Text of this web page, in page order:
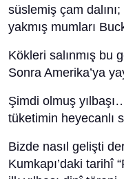
süslemiş çam dalını;
yakmış mumları
Kökleri salınmış bu
Sonra Amerika’ya
Şimdi olmuş
tüketimin heyecanlı
Bizde nasıl gelişti
Kumkapı’daki tarihî